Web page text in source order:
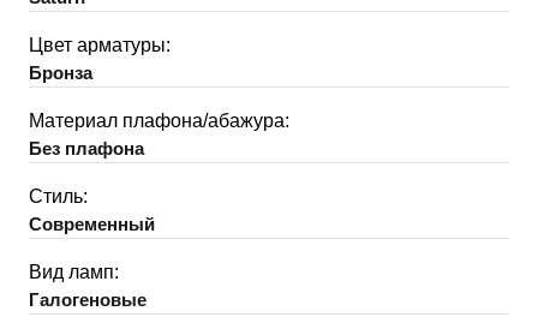
Цвет арматуры:
Бронза
Материал плафона/абажура:
Без плафона
Стиль:
Современный
Вид ламп:
Галогеновые